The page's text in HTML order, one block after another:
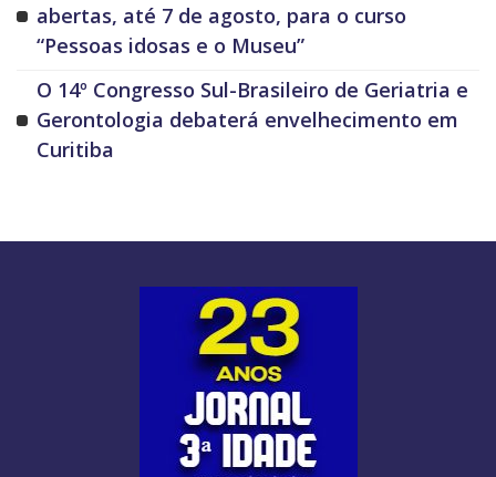
abertas, até 7 de agosto, para o curso
“Pessoas idosas e o Museu”
O 14º Congresso Sul-Brasileiro de Geriatria e
Gerontologia debaterá envelhecimento em
Curitiba